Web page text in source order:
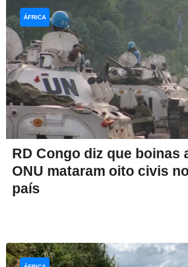
RD Congo diz que boinas
ONU mataram oito civis
país
ÁFRICA